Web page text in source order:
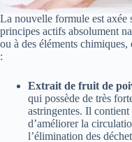
La nouvelle formule est axée
principes actifs absolument
ou à des éléments
:
Extrait de fruit de
qui possède de très
astringentes. Il
d’améliorer la
l’élimination des